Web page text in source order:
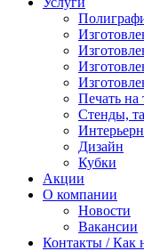
Печать на
Стенды,
Дизайн
Кубки
Акции
О компании
Новости
Вакансии
Контакты / Как